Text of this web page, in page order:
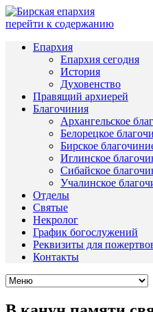
перейти к содержанию
Епархия
Епархия сегодня
История
Духовенство
Правящий архиерей
Благочиния
Архангельское
Белорецкое
Бирское
Иглинское
Сибайское
Учалинское
Отделы
Святые
Некролог
График богослужений
Реквизиты для
Контакты